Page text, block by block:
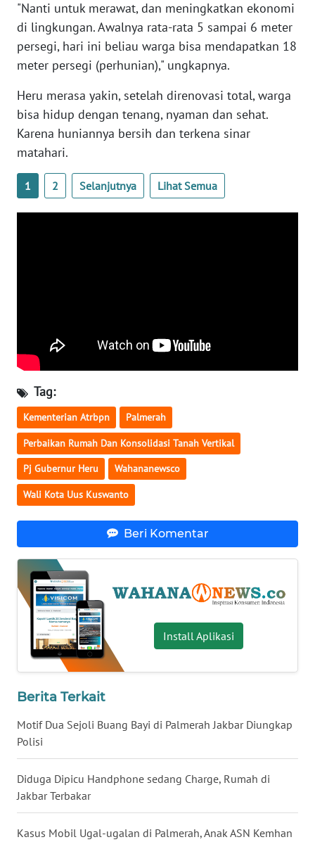
"Nanti untuk merawat, dan meningkatkan ekonomi
di lingkungan. Awalnya rata-rata 5 sampai 6 meter
persegi, hari ini beliau warga bisa mendapatkan 18
meter persegi (perhunian)," ungkapnya.
Heru merasa yakin, setelah direnovasi total, warga
bisa hidup dengan tenang, nyaman dan sehat.
Karena huniannya bersih dan terkena sinar
matahari.
1 2 Selanjutnya Lihat Semua
Tag:
Kementerian Atrbpn Palmerah
Perbaikan Rumah Dan Konsolidasi Tanah Vertikal
Pj Gubernur Heru Wahananewsco
Wali Kota Uus Kuswanto
Beri Komentar
Install Aplikasi
Berita Terkait
Motif Dua Sejoli Buang Bayi di Palmerah Jakbar Diungkap
Polisi
Diduga Dipicu Handphone sedang Charge, Rumah di
Jakbar Terbakar
Kasus Mobil Ugal-ugalan di Palmerah, Anak ASN Kemhan
WN
KEPRI
WN
WN
PAPUA
BARAT
RIAU
SULTRA
WN
NTB
WN
SULTENG
WN
SULBAR
WN
BABEL
WN
SUMBAR
WN
SUMSEL
WN
BENGKULU
WN